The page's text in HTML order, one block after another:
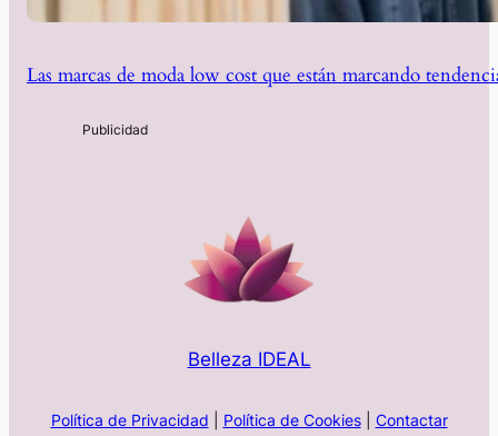
Las marcas de moda low cost que están marcando
Belleza IDEAL
Política de Privacidad Política de Cookies| Contactar